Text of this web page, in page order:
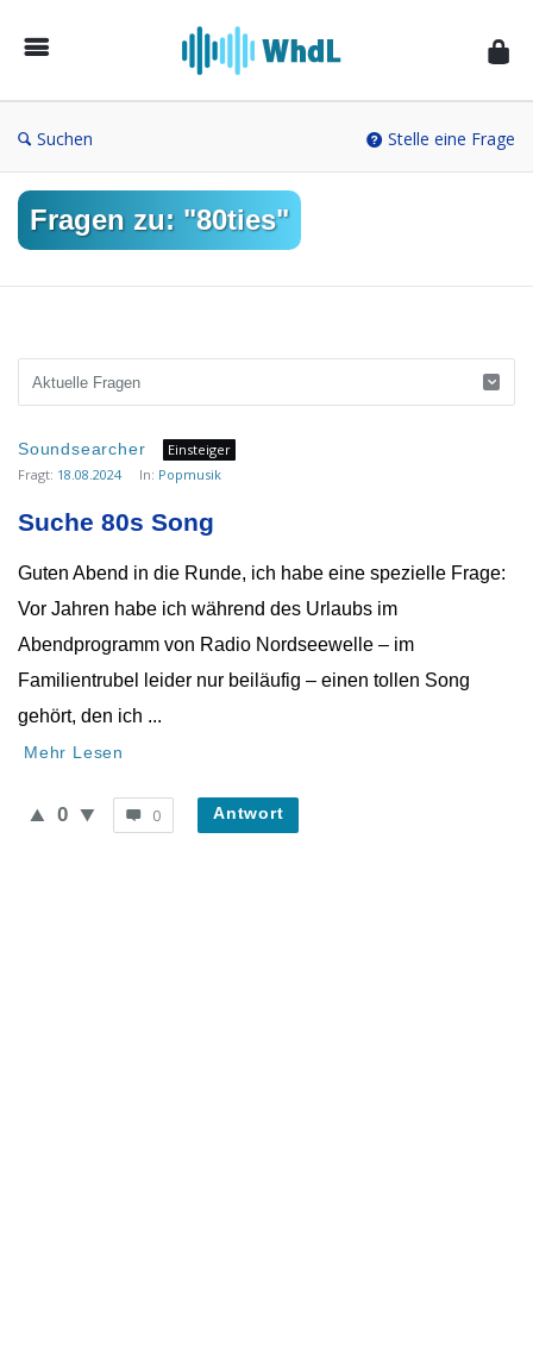
von
Suchen Stelle eine Frage
Fragen zu: "80ties"
Musikforum
von
WieheisstdasLied.de
Fragen
Soundsearcher
Einsteiger
Fragt: 18.08.2024 In: Popmusik
Suche 80s Song
Guten Abend in die Runde, ich habe eine spezielle Frage:
Vor Jahren habe ich während des Urlaubs im
Abendprogramm von Radio Nordseewelle – im
Familientrubel leider nur beiläufig – einen tollen Song
gehört, den ich ...
Mehr Lesen
0 0 Antwort